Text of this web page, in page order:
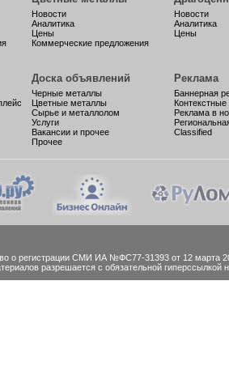
Новости
Аналитика
Цены
Коммерческие предложения
Новости
Аналитика
Цены
Доска объявлений
Черные металлы
Цветные металлы
Сырье и металлолом
Услуги
Вакансии и прочее
Прочее
Реклама
Баннерная
Реклама в
Classified
о регистрации СМИ ИА №ФС77-31393 от 12 марта
разрешается с обязательной гиперссылкой